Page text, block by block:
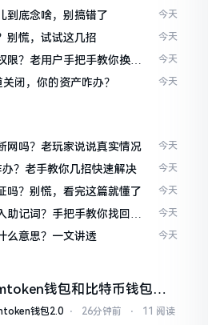
到底念啥，别搞错了 今天
别慌，试试这几招 今天
？老用户手把手教你换主
今天
闭，你的资产咋办？ 今天
网吗？老玩家说说真实情况 今天
？老手教你几招快速解决 今天
吗？别慌，看完这篇就懂了 今天
记词？手把手教你找回资
今天
么意思？一文讲透 今天
钱包和比特币钱包，
更安全？老玩家来聊聊
钱包2.0 ⋅ 26分钟前 ⋅ 11 阅读